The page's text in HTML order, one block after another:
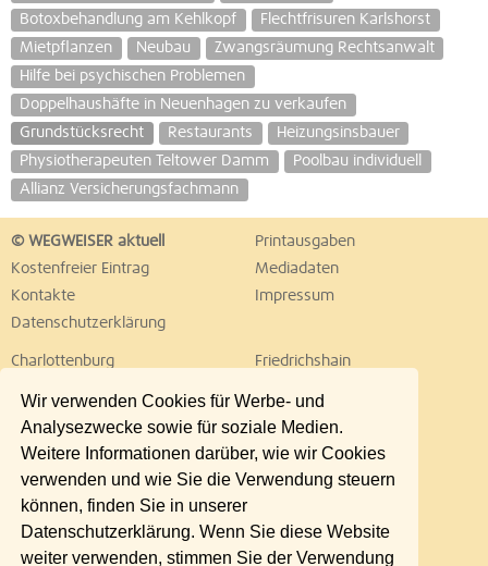
Wir verwenden Cookies für Werbe- und
Analysezwecke sowie für soziale Medien.
Weitere Informationen darüber, wie wir Cookies
verwenden und wie Sie die Verwendung steuern
können, finden Sie in unserer
Datenschutzerklärung. Wenn Sie diese Website
weiter verwenden, stimmen Sie der Verwendung
Botoxbehandlung am Kehlkopf
Flechtfrisuren Karlshorst
Mietpflanzen
Neubau
Zwangsräumung Rechtsanwalt
Hilfe bei psychischen Problemen
Doppelhaushäfte in Neuenhagen zu verkaufen
Grundstücksrecht
Restaurants
Heizungsinsbauer
Physiotherapeuten Teltower Damm
Poolbau individuell
Allianz Versicherungsfachmann
© WEGWEISER aktuell
Printausgaben
Kostenfreier Eintrag
Mediadaten
Kontakte
Impressum
Datenschutzerklärung
Charlottenburg
Friedrichshain
Lichtenberg
Marzahn
Neukölln
Pankow
Reinickendorf
Schöneberg
Spandau
Steglitz